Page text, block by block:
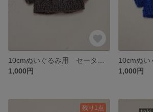
1,000円
1,000円
残り1点